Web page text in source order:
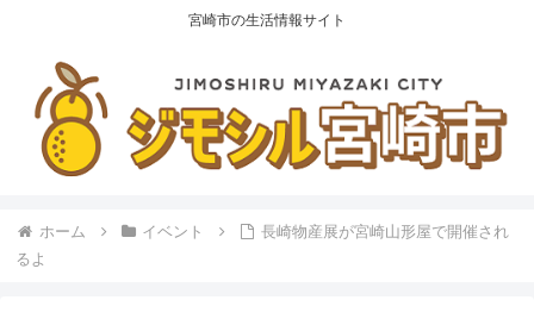
宮崎市の生活情報サイト
ホーム イベント
長崎物産展が宮崎山形屋で開催され
るよ